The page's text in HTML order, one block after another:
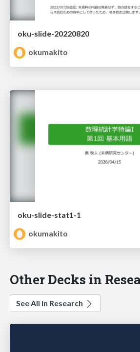
oku-slide-20220820
okumakito
oku-slide-stat1-1
okumakito
Other Decks in
See All in Research